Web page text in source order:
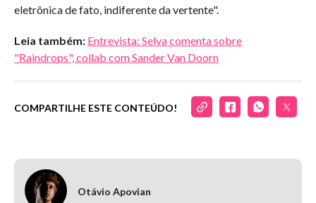
eletrônica de fato, indiferente da vertente".
Leia também: Entrevista: Selva comenta sobre
"Raindrops", collab com Sander Van Doorn
COMPARTILHE ESTE CONTEÚDO!
Otávio Apovian